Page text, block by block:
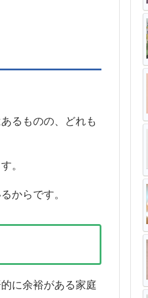
るものの、どれも
。
からです。
に余裕がある家庭